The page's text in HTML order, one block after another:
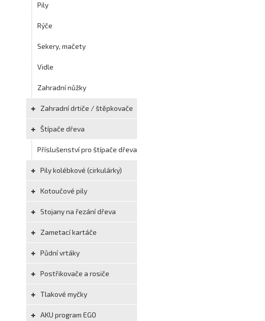
Pily
Rýče
Sekery, mačety
Vidle
Zahradní nůžky
Zahradní drtiče / štěpkovače
Štípače dřeva
Příslušenství pro štípače dřeva
Pily kolébkové (cirkulárky)
Kotoučové pily
Stojany na řezání dřeva
Zametací kartáče
Půdní vrtáky
Postřikovače a rosiče
Tlakové myčky
AKU program EGO